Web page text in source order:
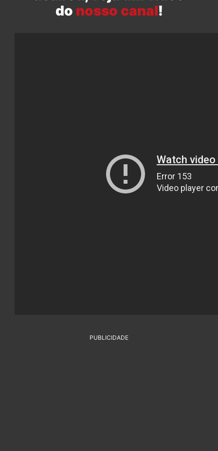
do nosso canal!
PUBLICIDADE